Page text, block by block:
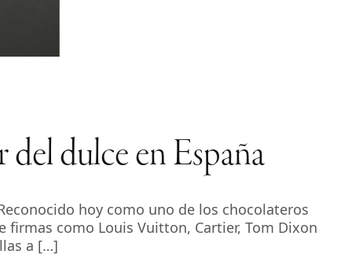
dulce en España
hoy como uno de los chocolateros
como Louis Vuitton, Cartier, Tom Dixon
a […]